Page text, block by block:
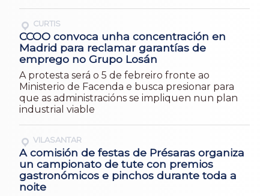
CURTIS
CCOO convoca unha concentración en
Madrid para reclamar garantías de
emprego no Grupo Losán
A protesta será o 5 de febreiro fronte ao
Ministerio de Facenda e busca presionar para
que as administracións se impliquen nun plan
industrial viable
VILASANTAR
A comisión de festas de Présaras organiza
un campionato de tute con premios
gastronómicos e pinchos durante toda a
noite